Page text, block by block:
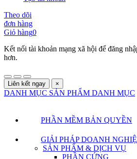
Theo dõi
đơn hàng
Giỏ hàng0
Kết nối tài khoản mạng xã hội để đăng
hơn.
Liên kết ngay ×
DANH MỤC SẢN PHẨM DANH MỤC
PHẦN MỀM BẢN QUYỀN
GIẢI PHÁP DOANH
SẢN PHẨM & DỊCH VỤ
PHẦN CỨNG